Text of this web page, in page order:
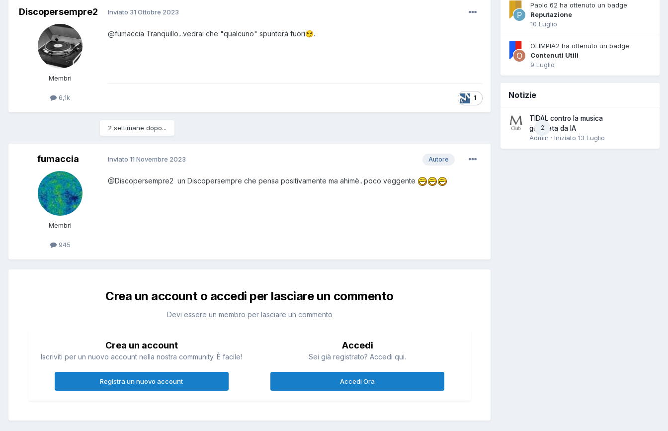
Discopersempre2
Membri
6,1k
Inviato 31 Ottobre 2023
@fumaccia Tranquillo...vedrai che "qualcuno" spunterà fuori😏.
1
2 settimane dopo...
fumaccia
Membri
945
Autore
Inviato 11 Novembre 2023
@Discopersempre2 un Discopersempre che pensa positivamente ma ahimè...poco veggente
Crea un account o accedi per lasciare un commento
Devi essere un membro per lasciare un commento
Crea un account
Iscriviti per un nuovo account nella nostra community. È facile!
Registra un nuovo account
Accedi
Sei già registrato? Accedi qui.
Accedi Ora
Paolo 62 ha ottenuto un badge
Reputazione
10 Luglio
OLIMPIA2 ha ottenuto un badge
Contenuti Utili
9 Luglio
Notizie
2
TIDAL contro la musica
generata da IA
Admin · Iniziato 13 Luglio